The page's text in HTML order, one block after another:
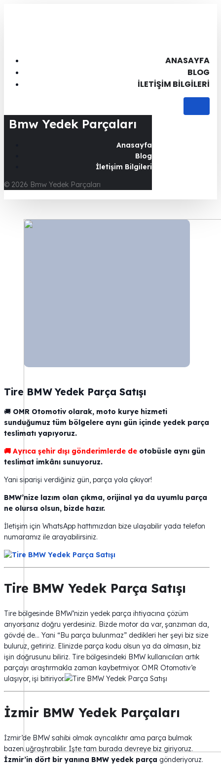
ANASAYFA
BLOG
İLETIŞIM BILGILERI
Bmw Yedek Parçaları
Anasayfa
Blog
İletişim Bilgileri
© 2026 Bmw Yedek Parçaları
Tire BMW Yedek Parça Satışı
🚚 OMR Otomotiv olarak, moto kurye hizmeti
sunduğumuz tüm bölgelere aynı gün içinde yedek parça
teslimatı yapıyoruz.
🚚 Ayrıca şehir dışı gönderimlerde de otobüsle aynı gün
teslimat imkânı sunuyoruz.
Yani siparişi verdiğiniz gün, parça yola çıkıyor!
BMW’nize lazım olan çıkma, orijinal ya da uyumlu parça
ne olursa olsun, bizde hazır.
İletişim için WhatsApp hattımızdan bize ulaşabilir yada telefon
numaramız ile arayabilirsiniz.
Tire BMW Yedek Parça Satışı
Tire bölgesinde BMW’nizin yedek parça ihtiyacına çözüm
arıyorsanız doğru yerdesiniz. Bizde motor da var, şanzıman da,
gövde de… Yani “Bu parça bulunmaz” dedikleri her şeyi biz size
buluruz, getiririz. Elinizde parça kodu olsun ya da olmasın, biz
işin doğrusunu biliriz. Tire bölgesindeki BMW kullanıcıları artık
parçayı araştırmakla zaman kaybetmiyor. OMR Otomotiv’e
ulaşıyor, işi bitiriyor.
İzmir BMW Yedek Parçaları
İzmir’de BMW sahibi olmak ayrıcalıktır ama parça bulmak
bazen uğraştırabilir. İşte tam burada devreye biz giriyoruz.
İzmir’in dört bir yanına BMW yedek parça gönderiyoruz.